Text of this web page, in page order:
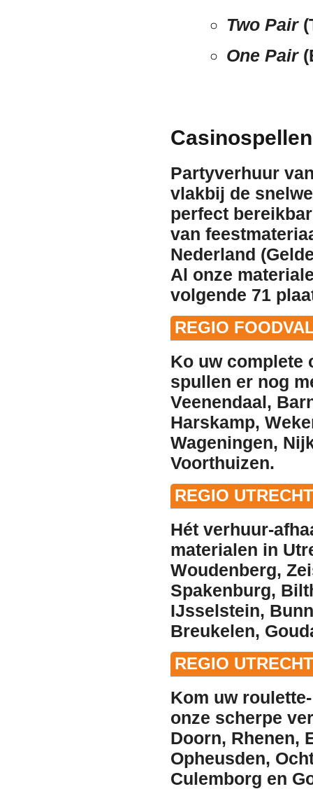
Two Pair
One Pair
Partyverhuur
vlakbij de
perfect
van
Nederland
Al onze
volgende 71
REGIO
Ko uw complete
spullen er nog
Veenendaal,
Harskamp,
Wageningen,
Voorthuizen.
REGIO
Hét verhuur-
materialen in
Woudenberg,
Spakenburg,
IJsselstein,
Breukelen,
REGIO
Kom uw
onze scherpe
Doorn, Rhenen,
Opheusden,
Culemborg en